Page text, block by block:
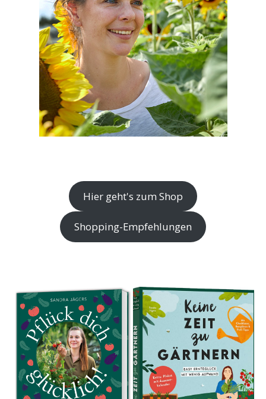
Hier geht's zum Shop
Shopping-Empfehlungen